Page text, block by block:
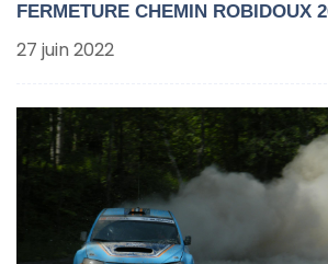
FERMETURE CHEMIN ROBIDOUX
27 juin 2022